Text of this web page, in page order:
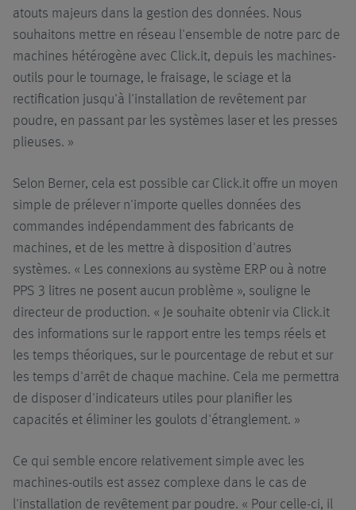
atouts majeurs dans la gestion des données. Nous
souhaitons mettre en réseau l'ensemble de notre parc de
machines hétérogène avec Click.it, depuis les machines-
outils pour le tournage, le fraisage, le sciage et la
rectification jusqu'à l'installation de revêtement par
poudre, en passant par les systèmes laser et les presses
plieuses. »
Selon Berner, cela est possible car Click.it offre un moyen
simple de prélever n'importe quelles données des
commandes indépendamment des fabricants de
machines, et de les mettre à disposition d'autres
systèmes. « Les connexions au système ERP ou à notre
PPS 3 litres ne posent aucun problème », souligne le
directeur de production. « Je souhaite obtenir via Click.it
des informations sur le rapport entre les temps réels et
les temps théoriques, sur le pourcentage de rebut et sur
les temps d'arrêt de chaque machine. Cela me permettra
de disposer d'indicateurs utiles pour planifier les
capacités et éliminer les goulots d'étranglement. »
Ce qui semble encore relativement simple avec les
machines-outils est assez complexe dans le cas de
l'installation de revêtement par poudre. « Pour celle-ci, il